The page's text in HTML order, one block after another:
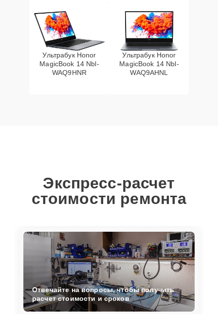
Ультрабук Honor
MagicBook 14 Nbl-
WAQ9HNR
Ультрабук Honor
MagicBook 14 Nbl-
WAQ9AHNL
Экспресс-расчет
стоимости ремонта
Отвечайте на вопросы, чтобы получить
расчет стоимости и сроков